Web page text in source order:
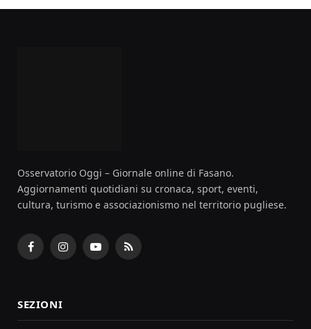
Osservatorio Oggi – Giornale online di Fasano.
Aggiornamenti quotidiani su cronaca, sport, eventi,
cultura, turismo e associazionismo nel territorio pugliese.
FacebookInstagramYouTubeRSS
SEZIONI